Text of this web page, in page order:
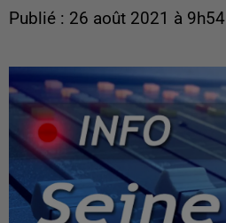
Publié : 26 août 2021 à 9h54